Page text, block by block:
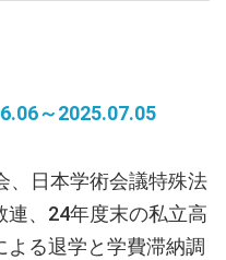
～2025.07.05
日本学術会議特殊法
、24年度末の私立高
る退学と学費滞納調